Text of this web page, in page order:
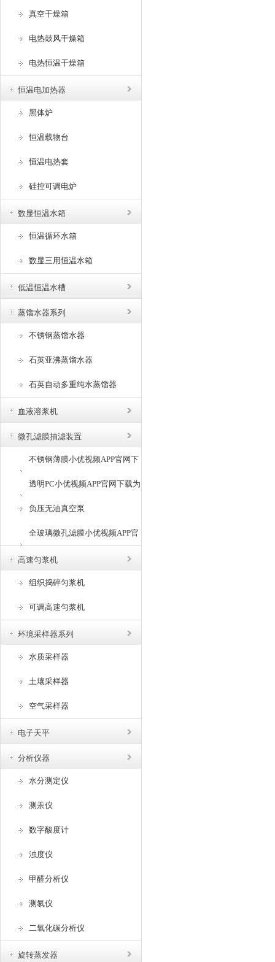
真空干燥箱
电热鼓风干燥箱
电热恒温干燥箱
恒温电加热器
黑体炉
恒温载物台
恒温电热套
硅控可调电炉
数显恒温水箱
恒温循环水箱
数显三用恒温水箱
低温恒温水槽
蒸馏水器系列
不锈钢蒸馏水器
石英亚沸蒸馏水器
石英自动多重纯水蒸馏器
血液溶浆机
微孔滤膜抽滤装置
不锈钢薄膜小优视频APP官网下
载为爱而生
透明PC小优视频APP官网下载为
爱而生
负压无油真空泵
全玻璃微孔滤膜小优视频APP官
网下载为爱而生
高速匀浆机
组织捣碎匀浆机
可调高速匀浆机
环境采样器系列
水质采样器
土壤采样器
空气采样器
电子天平
分析仪器
水分测定仪
测汞仪
数字酸度计
浊度仪
甲醛分析仪
测氡仪
二氧化碳分析仪
旋转蒸发器